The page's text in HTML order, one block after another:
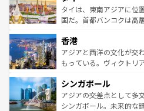
わってみ
覧を参照してほしい。
ーチミン市のフランス統
醸し出している。また、
とつ。フォーやバインミ
ひ現地で味わいたい。ど
が旅行者を迎えてくれる
参照してほしい。
タイは、東南アジアに位
国だ。首都バンコクは高
の活気が交差している。
帯で自然と触れ合い、南
いビーチでリゾート気分
激する。気候は一年中温
が待っている。親しみや
た文化、そして多様な観
香港
アジアと西洋の文化が交
もっている。ヴィクトリ
み、どこを訪れても感動
ており、効率よく見どこ
うな絶景から文化的な体
シンガポール
アジアの交差点として多
シンガポール。未来的な